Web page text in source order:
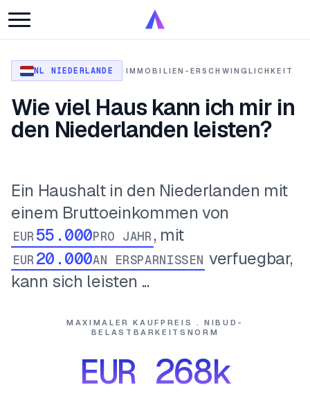
NL NIEDERLANDE · IMMOBILIEN-ERSCHWINGLICHKEIT
Wie viel Haus kann ich mir in
den Niederlanden leisten?
Ein Haushalt in den Niederlanden mit
einem Bruttoeinkommen von
EUR PRO JAHR , mit
EUR AN ERSPARNISSEN verfuegbar,
kann sich leisten ...
MAXIMALER KAUFPREIS . NIBUD-
BELASTBARKEITSNORM
EUR 268k